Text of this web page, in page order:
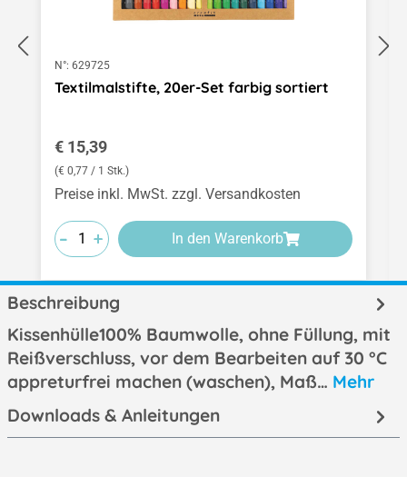
N°: 629725
Textilmalstifte, 20er-Set farbig sortiert
Regulärer Preis:
€ 15,39
(€ 0,77 / 1 Stk.)
Preise inkl. MwSt. zzgl. Versandkosten
-
-
- +
+
+ In den Warenkorb
Beschreibung
Kissenhülle100% Baumwolle, ohne Füllung, mit
Reißverschluss, vor dem Bearbeiten auf 30 °C
appreturfrei machen (waschen), Maß… Mehr
Downloads & Anleitungen